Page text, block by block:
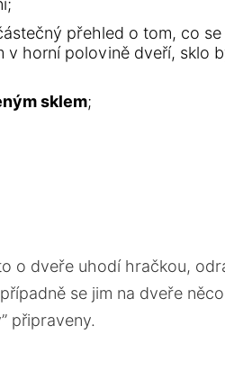
přehled o tom, co
horní polovině dveří, sklo
sklem;
o dveře uhodí hračkou,
se jim na dveře
připraveny.